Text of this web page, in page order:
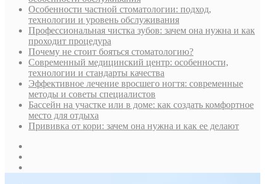
Особенности частной стоматологии: подход,
технологии и уровень обслуживания
Профессиональная чистка зубов: зачем она нужна и как
проходит процедура
Почему не стоит бояться стоматологию?
Современный медицинский центр: особенности,
технологии и стандарты качества
Эффективное лечение вросшего ногтя: современные
методы и советы специалистов
Бассейн на участке или в доме: как создать комфортное
место для отдыха
Прививка от кори: зачем она нужна и как ее делают